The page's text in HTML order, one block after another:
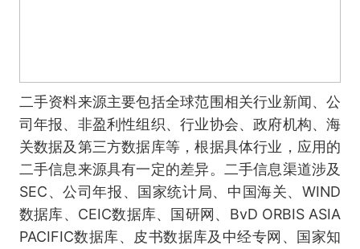
二手资料来源主要包括全球范围相关行业新闻、公
司年报、非盈利性组织、行业协会、政府机构、海
关数据及第三方数据库等，根据具体行业，应用的
二手信息来源具有一定的差异。二手信息渠道涉及
SEC、公司年报、国家统计局、中国海关、WIND
数据库、CEIC数据库、国研网、BvD ORBIS ASIA
PACIFIC数据库、皮书数据库及中经专网、国家知